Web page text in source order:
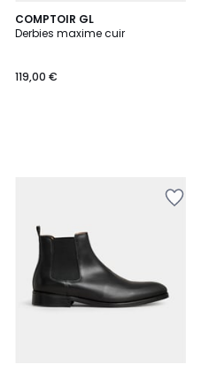
COMPTOIR GL
Derbies maxime cuir
119,00 €